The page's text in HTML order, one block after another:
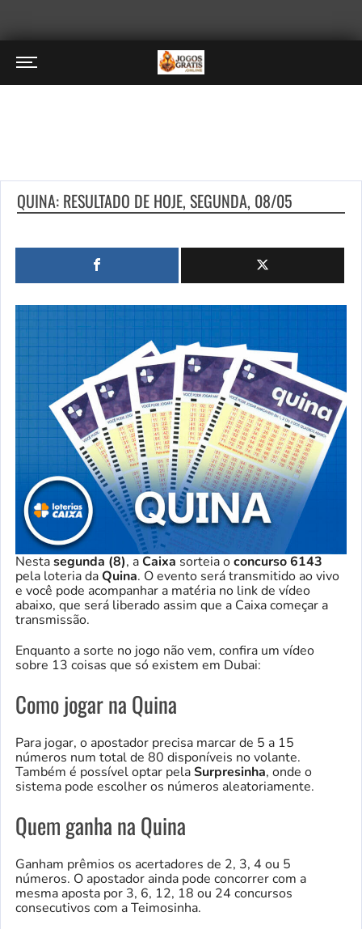
QUINA: RESULTADO DE HOJE, SEGUNDA, 08/05
Nestasegunda (8), aCaixa sorteia oconcurso6143
pela loteria daQuina. O evento será transmitido ao vivo
e você pode acompanhar a matéria no link de vídeo
abaixo, que será liberado assim que a Caixa começar a
transmissão.
Enquanto a sorte no jogo não vem, confira um vídeo
sobre 13 coisas que só existem em Dubai:
Como jogar na Quina
Para jogar, o apostador precisa marcar de 5 a 15
números num total de 80 disponíveis no volante.
Também é possível optar pelaSurpresinha, onde o
sistema pode escolher os números aleatoriamente.
Quem ganha na Quina
Ganham prêmios os acertadores de 2, 3, 4 ou 5
números. O apostador ainda pode concorrer com a
mesma aposta por 3, 6, 12, 18 ou 24 concursos
consecutivos com a Teimosinha.